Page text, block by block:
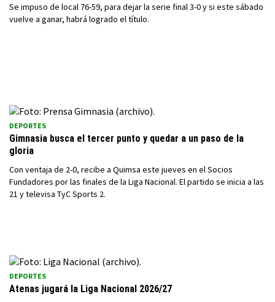
Se impuso de local 76-59, para dejar la serie final 3-0 y si este sábado
vuelve a ganar, habrá logrado el título.
DEPORTES
Gimnasia busca el tercer punto y quedar a un paso de la
gloria
Con ventaja de 2-0, recibe a Quimsa este jueves en el Socios
Fundadores por las finales de la Liga Nacional. El partido se inicia a las
21 y televisa TyC Sports 2.
DEPORTES
Atenas jugará la Liga Nacional 2026/27